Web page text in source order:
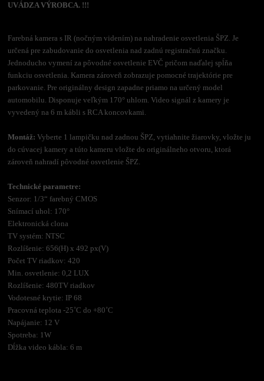
UVÁDZA VÝROBCA. !!!
Farebná kamera s IR (nočným videním) na nahradenie osvetlenia ŠPZ. Je
určená pre zabudovanie do osvetlenia nad zadnú registračnú značku.
Jednoducho vymení za pôvodné osvetlenie EVČ pričom naďalej spĺňa
funkciu osvetlenia. Kamera zároveň zobrazuje pomocné trajektórie pre
parkovanie. Pre originálny design zapadne priamo na určený model
automobilu. Disponuje veľkým 170° uhlom. Video signál z kamery je
vyvedený na 6 m kábli s RCA koncovkami.
Montáž:Vyberte 1 lampičku nad zadnou ŠPZ, vytiahnite žiarovky, vložte ju
do cúvacej kamery a túto kameru vložte do originálneho otvoru, ktorá
zároveň nahradí pôvodné osvetlenie ŠPZ.
Technické parametre:
Senzor: 1/3“ farebný CMOS
Snímací uhol: 170°
Elektronická clona
TV systém: NTSC
Rozlíšenie: 656(H) x 492 px(V)
Počet TV riadkov: 420
Min. osvetlenie: 0,2 LUX
Rozlíšenie: 480TV riadkov
Vodotesné krytie: IP 68
Pracovná teplota -25˚C do +80˚C
Napájanie: 12 V
Spotreba: 1W
Dĺžka video kábla: 6 m